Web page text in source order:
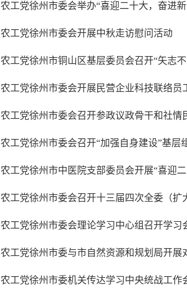
农工党徐州市委会举办“喜迎二十大，奋进
农工党徐州市委会开展中秋走访慰问活动
农工党徐州市委会开展民营企业科技联络员
农工党徐州市委会召开参政议政骨干和社情
农工党徐州市委会召开“加强自身建设”基层
农工党徐州市中医院支部委员会开展“喜迎
农工党徐州市委会召开十三届四次全委（
农工党徐州市委会理论学习中心组召开学习
农工党徐州市委与市自然资源和规划局开展
农工党徐州市委机关传达学习中央统战工作